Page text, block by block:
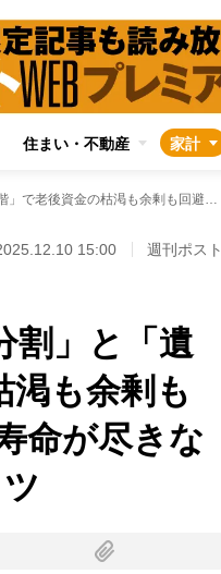
住まい・不動産 家計
《人生最後の10年》「貯金の3分割」と「遺産整理の3段階」で老後資金の枯渇も余剰も回避 相続・贈与・保険…資産寿命が尽きないお金の守り方・使い方11のコツ
15:00 週刊ポスト
割」と「遺
渇も余剰も
命が尽きな